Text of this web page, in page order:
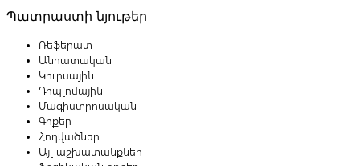
Պատրաստի նյութեր
Ռեֆերատ
Անհատական
Կուրսային
Դիպլոմային
Մագիստրոսական
Գրքեր
Հոդվածներ
Այլ աշխատանքներ